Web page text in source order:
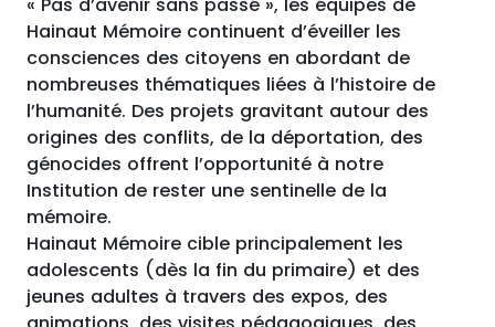
« Pas d’avenir sans passé », les équipes de
Hainaut Mémoire continuent d’éveiller les
consciences des citoyens en abordant de
nombreuses thématiques liées à l’histoire de
l’humanité. Des projets gravitant autour des
origines des conflits, de la déportation, des
génocides offrent l’opportunité à notre
Institution de rester une sentinelle de la
mémoire.
Hainaut Mémoire cible principalement les
adolescents (dès la fin du primaire) et des
jeunes adultes à travers des expos, des